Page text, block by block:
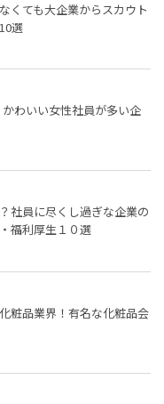
くても大企業からスカウト
選
わいい女性社員が多い企
社員に尽くし過ぎな企業の
福利厚生１０選
粧品業界！有名な化粧品会